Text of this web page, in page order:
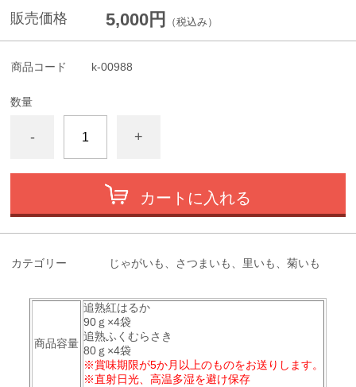
販売価格 5,000円 （税込み）
商品コード k-00988
数量
- +
カートに入れる
カテゴリー じゃがいも、さつまいも、里いも、菊いも
商品容量
追熟紅はるか
90ｇ×4袋
追熟ふくむらさき
80ｇ×4袋
※賞味期限が5か月以上のものをお送りします。
※直射日光、高温多湿を避け保存